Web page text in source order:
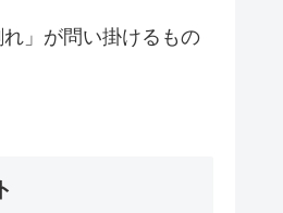
れ」が問い掛けるもの